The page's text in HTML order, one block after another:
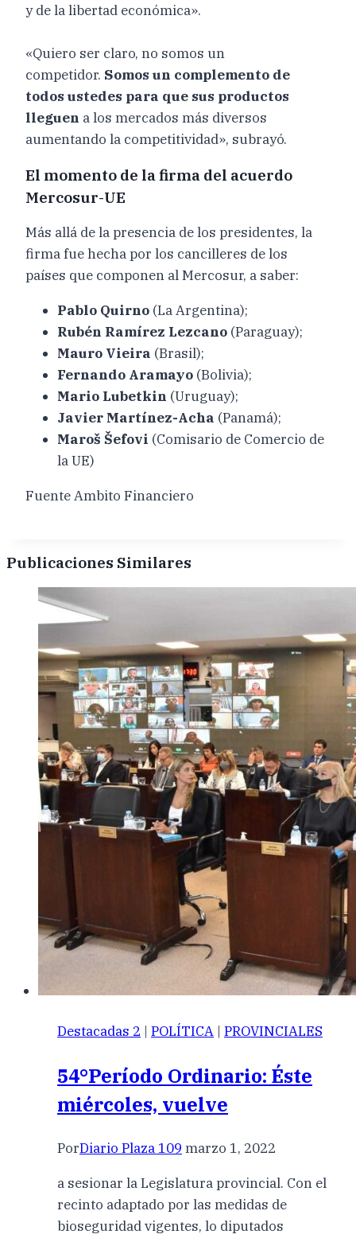
y de la libertad económica».
«Quiero ser claro, no somos un
competidor. Somos un complemento de
todos ustedes para que sus productos
lleguen a los mercados más diversos
aumentando la competitividad», subrayó.
El momento de la firma del acuerdo
Mercosur-UE
Más allá de la presencia de los presidentes, la
firma fue hecha por los cancilleres de los
países que componen al Mercosur, a saber:
Pablo Quirno (La Argentina);
Rubén Ramírez Lezcano (Paraguay);
Mauro Vieira (Brasil);
Fernando Aramayo (Bolivia);
Mario Lubetkin (Uruguay);
Javier Martínez-Acha (Panamá);
Maroš Šefovi (Comisario de Comercio de
la UE)
Fuente Ambito Financiero
Publicaciones Similares
Destacadas 2 | POLÍTICA | PROVINCIALES
54°Período Ordinario: Éste
miércoles, vuelve
PorDiario Plaza 109 marzo 1, 2022
a sesionar la Legislatura provincial. Con el
recinto adaptado por las medidas de
bioseguridad vigentes, lo diputados